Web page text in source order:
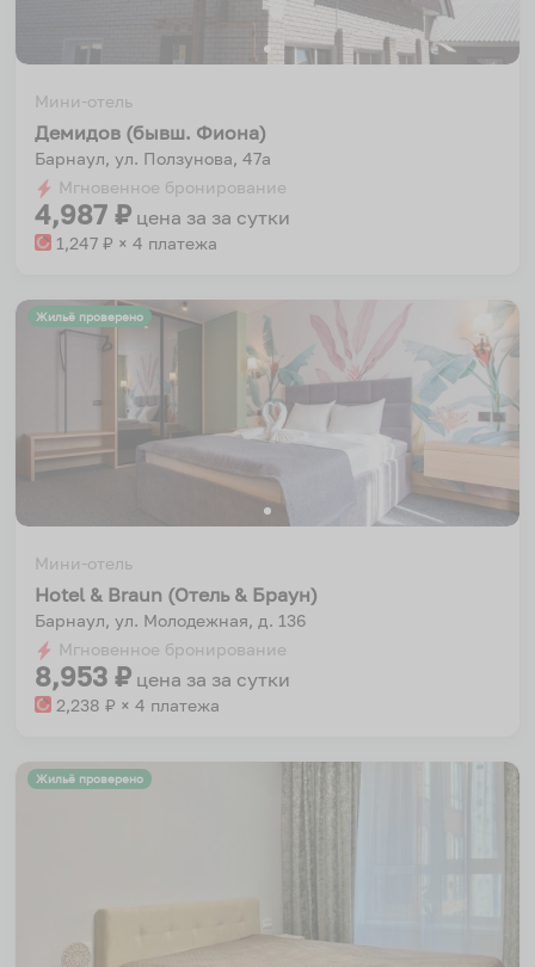
Мини-отель
Демидов (бывш. Фиона)
Барнаул, ул. Ползунова, 47а
Мгновенное бронирование
4,987 ₽ цена за за сутки
1,247 ₽ × 4 платежа
Жильё проверено
Мини-отель
Hotel & Braun (Отель & Браун)
Барнаул, ул. Молодежная, д. 136
Мгновенное бронирование
8,953 ₽ цена за за сутки
2,238 ₽ × 4 платежа
Жильё проверено